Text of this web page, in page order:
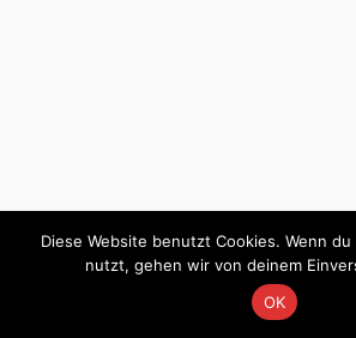
Diese Website benutzt Cookies. Wenn
nutzt, gehen wir von deinem
OK